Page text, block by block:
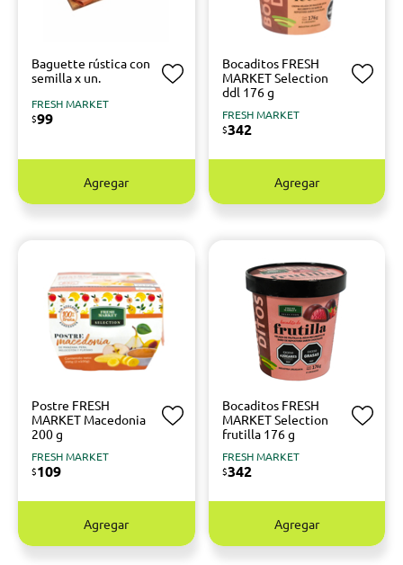
Baguette rústica con
semilla x un.
FRESH MARKET
$99
Agregar
Bocaditos FRESH
MARKET Selection
ddl 176 g
FRESH MARKET
$342
Agregar
Postre FRESH
MARKET Macedonia
200 g
FRESH MARKET
$109
Agregar
Bocaditos FRESH
MARKET Selection
frutilla 176 g
FRESH MARKET
$342
Agregar